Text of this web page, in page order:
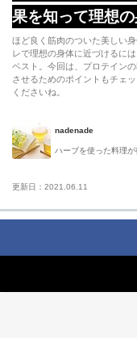
果を知って理想
ほど良く筋肉のついた美しい
レで理想の身体に近づけるに
ベスト。今回は、プロテイン
させるためのポイントもチェ
くださいね。
nadenade
ハーブを使った料理が
更新日：2021.06.11